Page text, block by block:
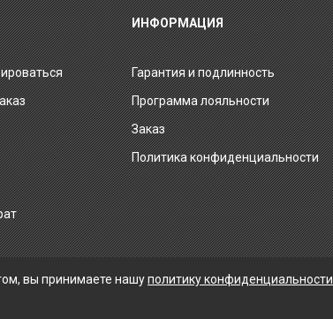
ИНФОРМАЦИЯ
Гарантия и подлинность
Программа лояльности
Заказ
Политика конфиденциальности
вы принимаете нашуполитику конфиденциальности